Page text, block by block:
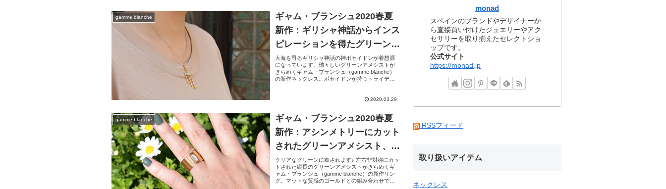
gamme blanche
ギャム・ブランシュ2020春夏
新作：ギリシャ神話からインス
ピレーションを得たグリーンア
メシストのネックレス
大海を司るギリシャ神話の神ポセイドンが着想源
になっています。瑞々しいグリーンアメシストが
きらめくギャム・ブランシュ（gamme blanche）
の新作ネックレス。ポセイドンが持つトライデン
2020.03.29
gamme blanche
ギャム・ブランシュ2020春夏
新作：アシンメトリーにカット
されたグリーンアメシスト、コ
ンテンポラリーなリング
クリアなグリーンに癒されます♪ 左右非対称にカッ
トされた縦長のグリーンアメシストがきらめくギ
ャム・ブランシュ（gamme blanche）の新作リン
グ。マットな質感のゴールドとの組み合わせで、
monad
スペインのブランドやデザイナーか
ら直接買い付けたジュエリーやアク
セサリーを取り揃えたセレクトショ
ップです。
公式サイト
https://monad.jp
RSSフィード
取り扱いアイテム
ネックレス